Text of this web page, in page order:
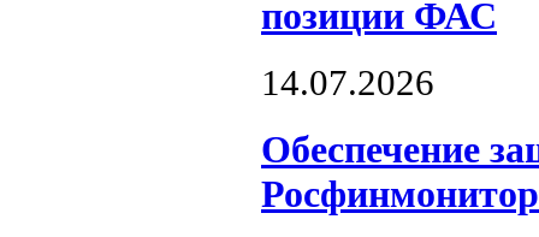
позиции ФАС
14.07.2026
Обеспечение